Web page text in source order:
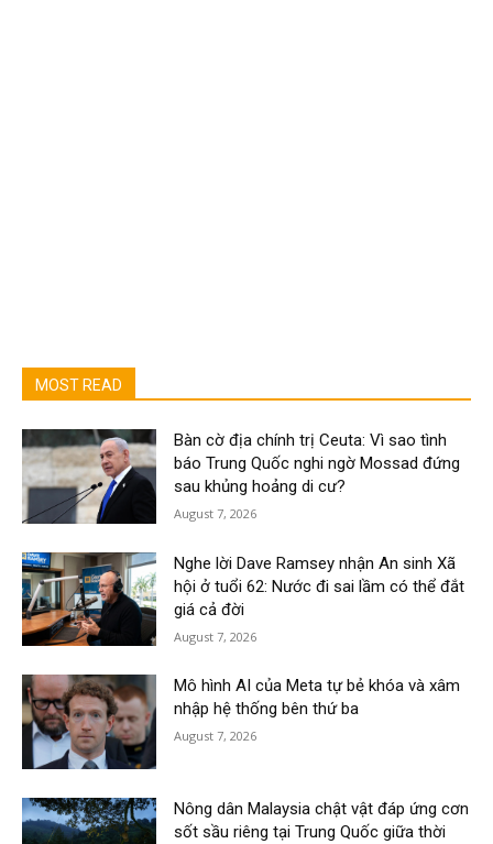
MOST READ
Bàn cờ địa chính trị Ceuta: Vì sao tình
báo Trung Quốc nghi ngờ Mossad đứng
sau khủng hoảng di cư?
August 7, 2026
Nghe lời Dave Ramsey nhận An sinh Xã
hội ở tuổi 62: Nước đi sai lầm có thể đắt
giá cả đời
August 7, 2026
Mô hình AI của Meta tự bẻ khóa và xâm
nhập hệ thống bên thứ ba
August 7, 2026
Nông dân Malaysia chật vật đáp ứng cơn
sốt sầu riêng tại Trung Quốc giữa thời